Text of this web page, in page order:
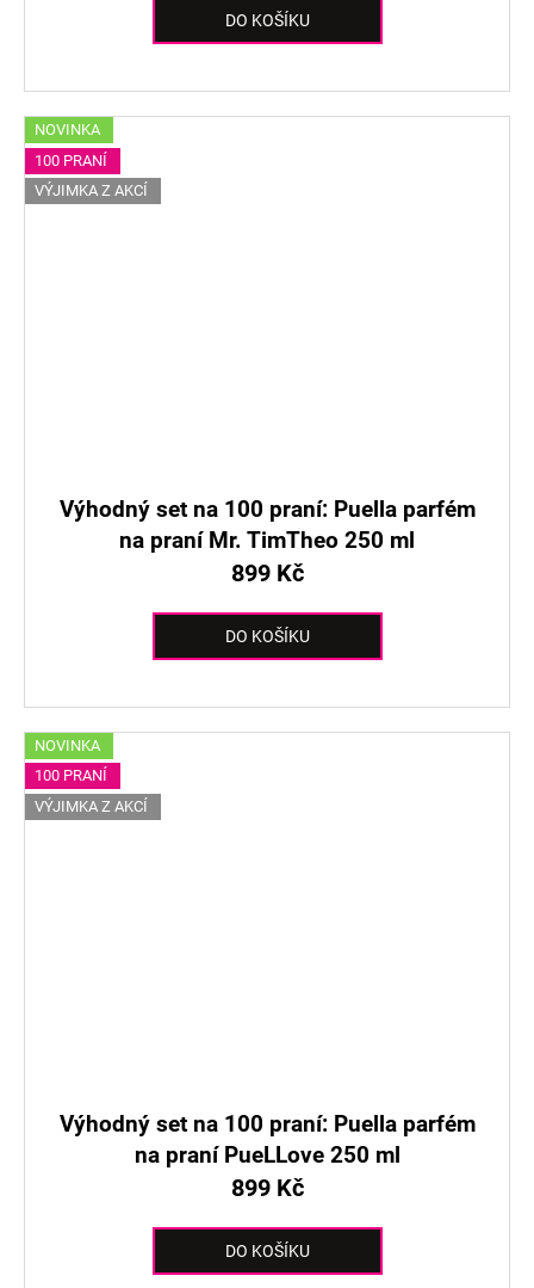
DO KOŠÍKU
NOVINKA
100 PRANÍ
VÝJIMKA Z AKCÍ
Výhodný set na 100 praní: Puella parfém
na praní Mr. TimTheo 250 ml
899 Kč
DO KOŠÍKU
NOVINKA
100 PRANÍ
VÝJIMKA Z AKCÍ
Výhodný set na 100 praní: Puella parfém
na praní PueLLove 250 ml
899 Kč
DO KOŠÍKU